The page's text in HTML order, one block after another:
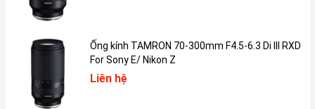
Ống kính TAMRON 70-300mm F4.5-6.3 Di III RXD
For Sony E/ Nikon Z
Liên hệ